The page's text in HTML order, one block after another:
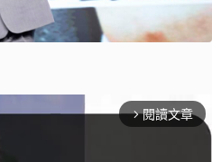
arrow_forward_ios 閱讀文章